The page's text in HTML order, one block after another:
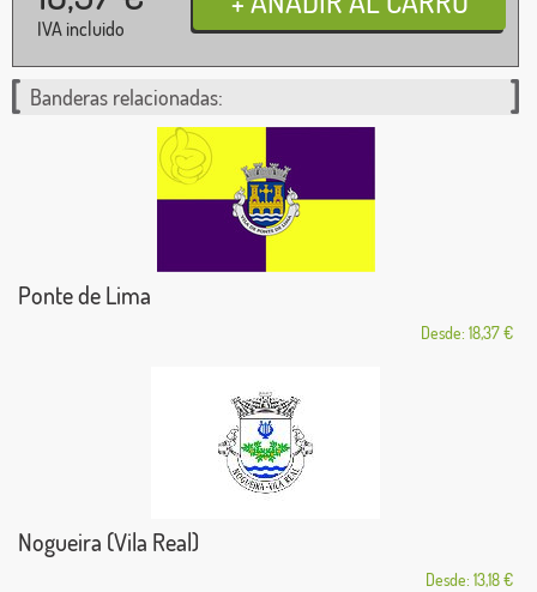
IVA incluido
Banderas relacionadas:
Ponte de Lima
Desde: 18,37 €
Nogueira (Vila Real)
Desde: 13,18 €